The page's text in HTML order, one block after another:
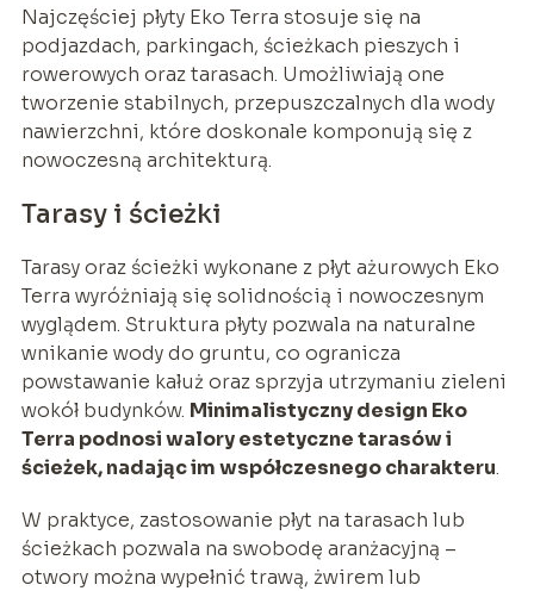
Najczęściej płyty Eko Terra stosuje się na
podjazdach, parkingach, ścieżkach pieszych i
rowerowych oraz tarasach. Umożliwiają one
tworzenie stabilnych, przepuszczalnych dla wody
nawierzchni, które doskonale komponują się z
nowoczesną architekturą.
Tarasy i ścieżki
Tarasy oraz ścieżki wykonane z płyt ażurowych Eko
Terra wyróżniają się solidnością i nowoczesnym
wyglądem. Struktura płyty pozwala na naturalne
wnikanie wody do gruntu, co ogranicza
powstawanie kałuż oraz sprzyja utrzymaniu zieleni
wokół budynków. Minimalistyczny design Eko
Terra podnosi walory estetyczne tarasów i
ścieżek, nadając im współczesnego charakteru.
W praktyce, zastosowanie płyt na tarasach lub
ścieżkach pozwala na swobodę aranżacyjną –
otwory można wypełnić trawą, żwirem lub